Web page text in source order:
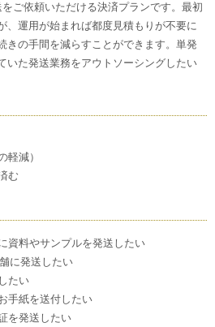
ご依頼いただける決済プランです。最初
、運用が始まれば都度見積もりが不要に
きの手間を減らすことができます。単発
いた発送業務をアウトソーシングしたい
軽減）
む
資料やサンプルを発送したい
に発送したい
たい
手紙を送付したい
を発送したい